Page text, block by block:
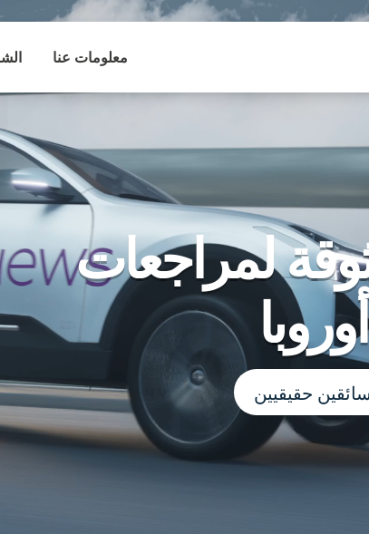
معلومات عنا
لمراجعات
حقيقيين